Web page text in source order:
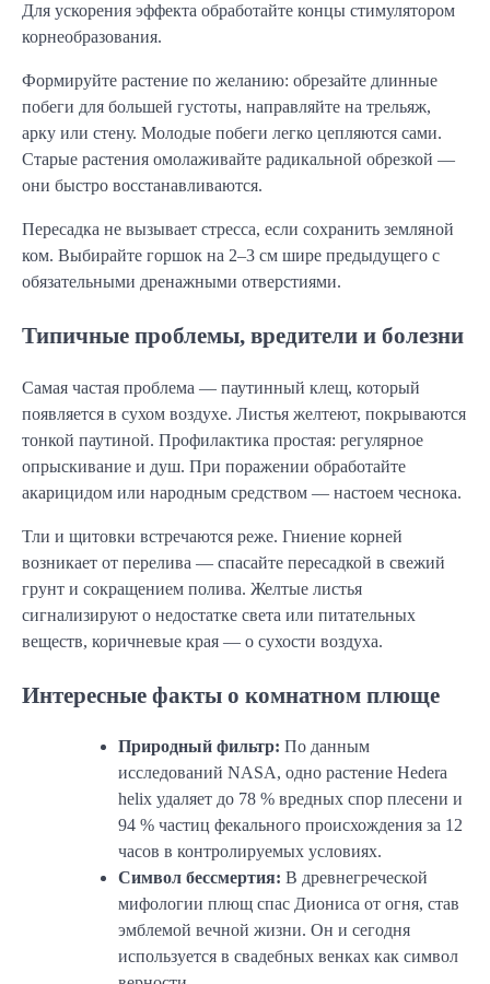
Для ускорения эффекта обработайте концы стимулятором
корнеобразования.
Формируйте растение по желанию: обрезайте длинные
побеги для большей густоты, направляйте на трельяж,
арку или стену. Молодые побеги легко цепляются сами.
Старые растения омолаживайте радикальной обрезкой —
они быстро восстанавливаются.
Пересадка не вызывает стресса, если сохранить земляной
ком. Выбирайте горшок на 2–3 см шире предыдущего с
обязательными дренажными отверстиями.
Типичные проблемы, вредители и болезни
Самая частая проблема — паутинный клещ, который
появляется в сухом воздухе. Листья желтеют, покрываются
тонкой паутиной. Профилактика простая: регулярное
опрыскивание и душ. При поражении обработайте
акарицидом или народным средством — настоем чеснока.
Тли и щитовки встречаются реже. Гниение корней
возникает от перелива — спасайте пересадкой в свежий
грунт и сокращением полива. Желтые листья
сигнализируют о недостатке света или питательных
веществ, коричневые края — о сухости воздуха.
Интересные факты о комнатном плюще
Природный фильтр: По данным
исследований NASA, одно растение Hedera
helix удаляет до 78 % вредных спор плесени и
94 % частиц фекального происхождения за 12
часов в контролируемых условиях.
Символ бессмертия: В древнегреческой
мифологии плющ спас Диониса от огня, став
эмблемой вечной жизни. Он и сегодня
используется в свадебных венках как символ